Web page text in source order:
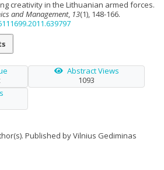
creativity in the Lithuanian armed forces.
and Management, 13(1), 148-166.
Abstract Views
1093
Published by Vilnius Gediminas